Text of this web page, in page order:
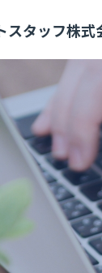
スタッフ株式